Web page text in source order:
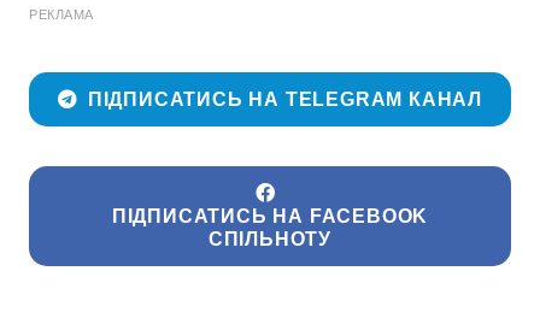
РЕКЛАМА
ПІДПИСАТИСЬ НА TELEGRAM КАНАЛ
ПІДПИСАТИСЬ НА FACEBOOK
СПІЛЬНОТУ